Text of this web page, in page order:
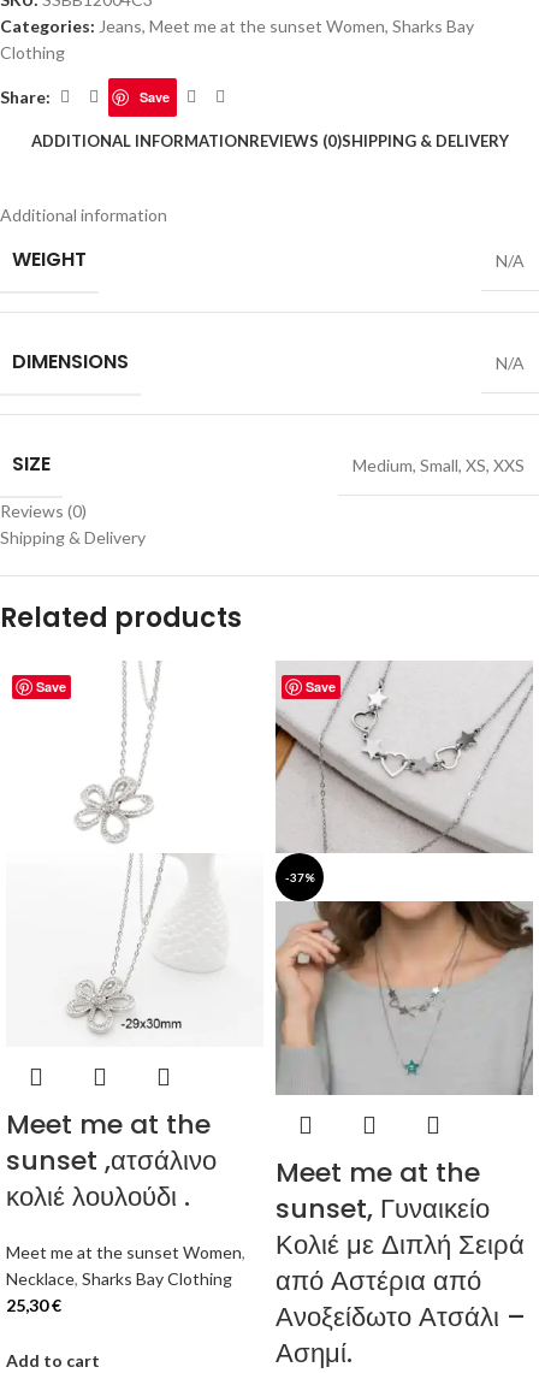
Categories: Jeans, Meet me at the sunset Women, Sharks Bay
Clothing
Share: Save
ADDITIONAL INFORMATIONREVIEWS (0)SHIPPING & DELIVERY
Additional information
WEIGHT N/A
DIMENSIONS N/A
SIZE Medium, Small, XS, XXS
Reviews (0)
Shipping & Delivery
Related products
Save
Meet me at the
sunset ,ατσάλινο
κολιέ λουλούδι .
Meet me at the sunset Women,
Necklace, Sharks Bay Clothing
25,30€
Add to cart
Save
-37%
Meet me at the
sunset, Γυναικείο
Κολιέ με Διπλή Σειρά
από Αστέρια από
Ανοξείδωτο Ατσάλι –
Ασημί.